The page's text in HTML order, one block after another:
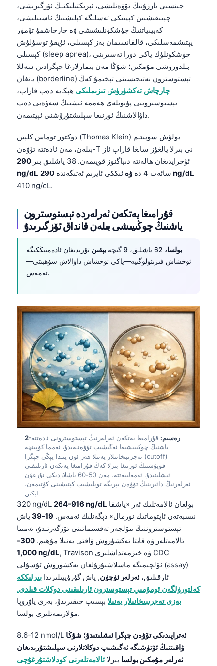
جىنسىي ئارزۇنىڭ تۆۋەنلىشى، ئېرىكتىلىكنىڭ ئۆزگىرىشى،
چېنىقىشتىن كېيىنكى ئەسلىگە كېلىشنىڭ ئاستىلىشى،
كەيپىياتنىڭ چۈشكۈنلىشىشى ۋە چارچاشمۇ تۆمۈر
يېتىشمەسلىكى، قالقانسىمان بەز كېسىلى، ئۇيقۇ توسۇلۇش
كېسىلى (sleep apnea)، چۈشكۈنلۈك ياكى دورا تەسىرىنى
بىلدۈرۈشى مۇمكىن؛ شۇڭا مەن بىمارلارغا چېگرادىن سەللا
يانغان (borderline) تېستوسترون نەتىجىسىنى تېخىمۇ كەڭ
چارچاش تەكشۈرۈش تىزىملىكى ھېكايە دەپ قاراپ،
تېستوستروننى پۈتۈنلەي ھەممە ئىشنىڭ سەۋەبى دەپ
داۋالاشنىڭ ئورنىغا سېلىشتۇرۇشنى ئېيتىمەن.
دوكتور توماس كلېين (Thomas Klein) بولۇش سۈپىتىم
بىلەن، مەن ئادەتتە تۆۋەن-T نى بىرلا يالغۇز سانغا قاراپ ئاز
ئۇچرايدىغان ھالەتتە دىياگنوز قويىمەن. 38 ياشلىق بىر
290
ng/dL
سائەت 4 دە ۋە ئىككى ئايرىم ئەتىگەندە
290 ng/dL
410 ng/dL.
قۇرامىغا يەتكەن ئەرلەردە تېستوسترون
ياشنىڭ چوڭىيىشى بىلەن قانداق ئۆزگىرىدۇ
بولسا، يېقىن تۇرىدىغان ئادەمنىڭكىگە
ئوخشاش فىزىئولوگىيە—ياكى ئوخشاش داۋالاش سۆھبىتى—
ئەمەس.
2-رەسىم: قۇرامىغا يەتكەن ئەرلەرنىڭ تېستوسترونى ئادەتتە
ياشنىڭ چوڭىيىشىغا ئەگىشىپ تۆۋەنلەيدۇ، ئەمما كۆپىنچە
تەجرىبىخانىلار يەنىلا ھەر ئون يىلدا يېڭى چېگرا (cutoff)
قويۇشنىڭ ئورنىغا بىرلا كەڭ قۇرامىغا يەتكەن ئارىلىقنى
ئىشلىتىدۇ. ئەمەلىيەتتە، مەن 50-60 ياشلاردىكى نۇرغۇن
ئەرلەرنىڭ دائىرىنىڭ تۆۋەن يېرىگە توپلىشىپ كېتىشىنى كۈتىمەن،
لېكىن.
320 ng/dL 264-916 ng/dL
نىسبەتەن ئاپتوماتىك نورمال» دېگەنلىك ئەمەس. 19-39
ياش
تېستوستروننىڭ مۆلچەر تەقسىماتىنى ئۆزگەرتىدۇ، ئەمما
ئالامەتلەر ۋە قايتا تەكشۈرۈش ۋاقتى يەنىلا مۇھىم.
300-
1,000 ng/dL, Travison ۋە خىزمەتداشلىرى CDC
ئۆلچىمىگە ماسلاشتۇرۇلغان تەكشۈرۈش ئۇسۇلى (assay)
ئارقىلىق، ئەرلەر ئۈچۈن, ياش گۇرۇپپىلىرىدا بىرلىككە
كەلتۈرۈلگەن ئومۇمىي تېستوسترون ئارىلىقىنى دوكلات قىلدى.
بەزى تەجرىبىخانىلار يەنىلا بېسىپ چىقىرىدۇ، بەزى ياۋروپا
مۇلازىمەتلىرى بولسا.
8.6-12 nmol/L ئەتراپىدىكى تۆۋەن چېگرا ئىشلىتىدۇ؛ شۇڭا
ۋاقىتنىڭ ئۆتۈشىگە ئەگىشىپ دوكلاتلارنى سېلىشتۇرىدىغان
ئەرلەر مۇمكىن بولسا بىرلا ئالامەتلەرنى كودلاشتۇرغۇچى